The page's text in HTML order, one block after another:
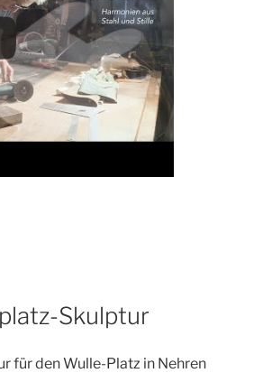
Skulptur
für den Wulle-Platz in Nehren